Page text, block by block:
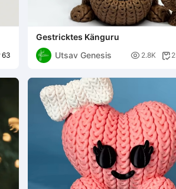
63
Gestricktes Känguru
Utsav Genesis
 2.8K 